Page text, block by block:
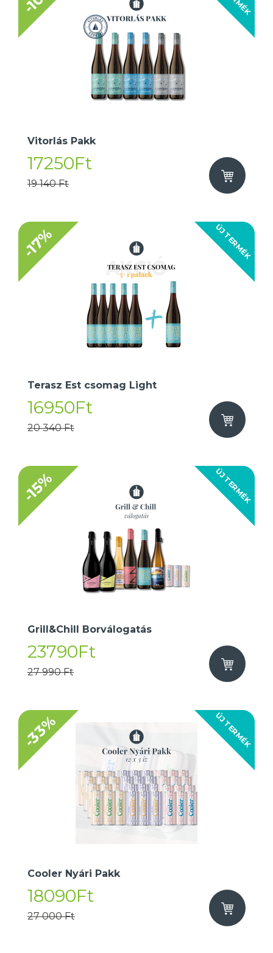
Vitorlás Pakk
17250Ft
19 140 Ft
ÚJ TERMÉK
-17%
Terasz Est csomag Light
16950Ft
20 340 Ft
ÚJ TERMÉK
-15%
Grill&Chill Borválogatás
23790Ft
27 990 Ft
ÚJ TERMÉK
-33%
Cooler Nyári Pakk
18090Ft
27 000 Ft